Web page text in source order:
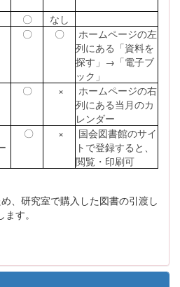
〇
なし
〇 〇
ホームページの左
列にある「資料を
探す」→「電子ブ
ック」
〇 ×
ホームページの右
列にある当月のカ
レンダー
〇 ×
国会図書館のサイ
トで登録すると、
閲覧・印刷可
、研究室で購入した図書の引渡し
す。